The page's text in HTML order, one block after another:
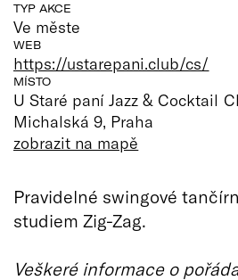
TYP AKCE
Ve měste
WEB
https://ustarepani.club/cs/
MÍSTO
U Staré paní Jazz & Cocktail
Michalská 9, Praha
zobrazit na mapě
Pravidelné swingové
studiem Zig-Zag.
Veškeré informace o